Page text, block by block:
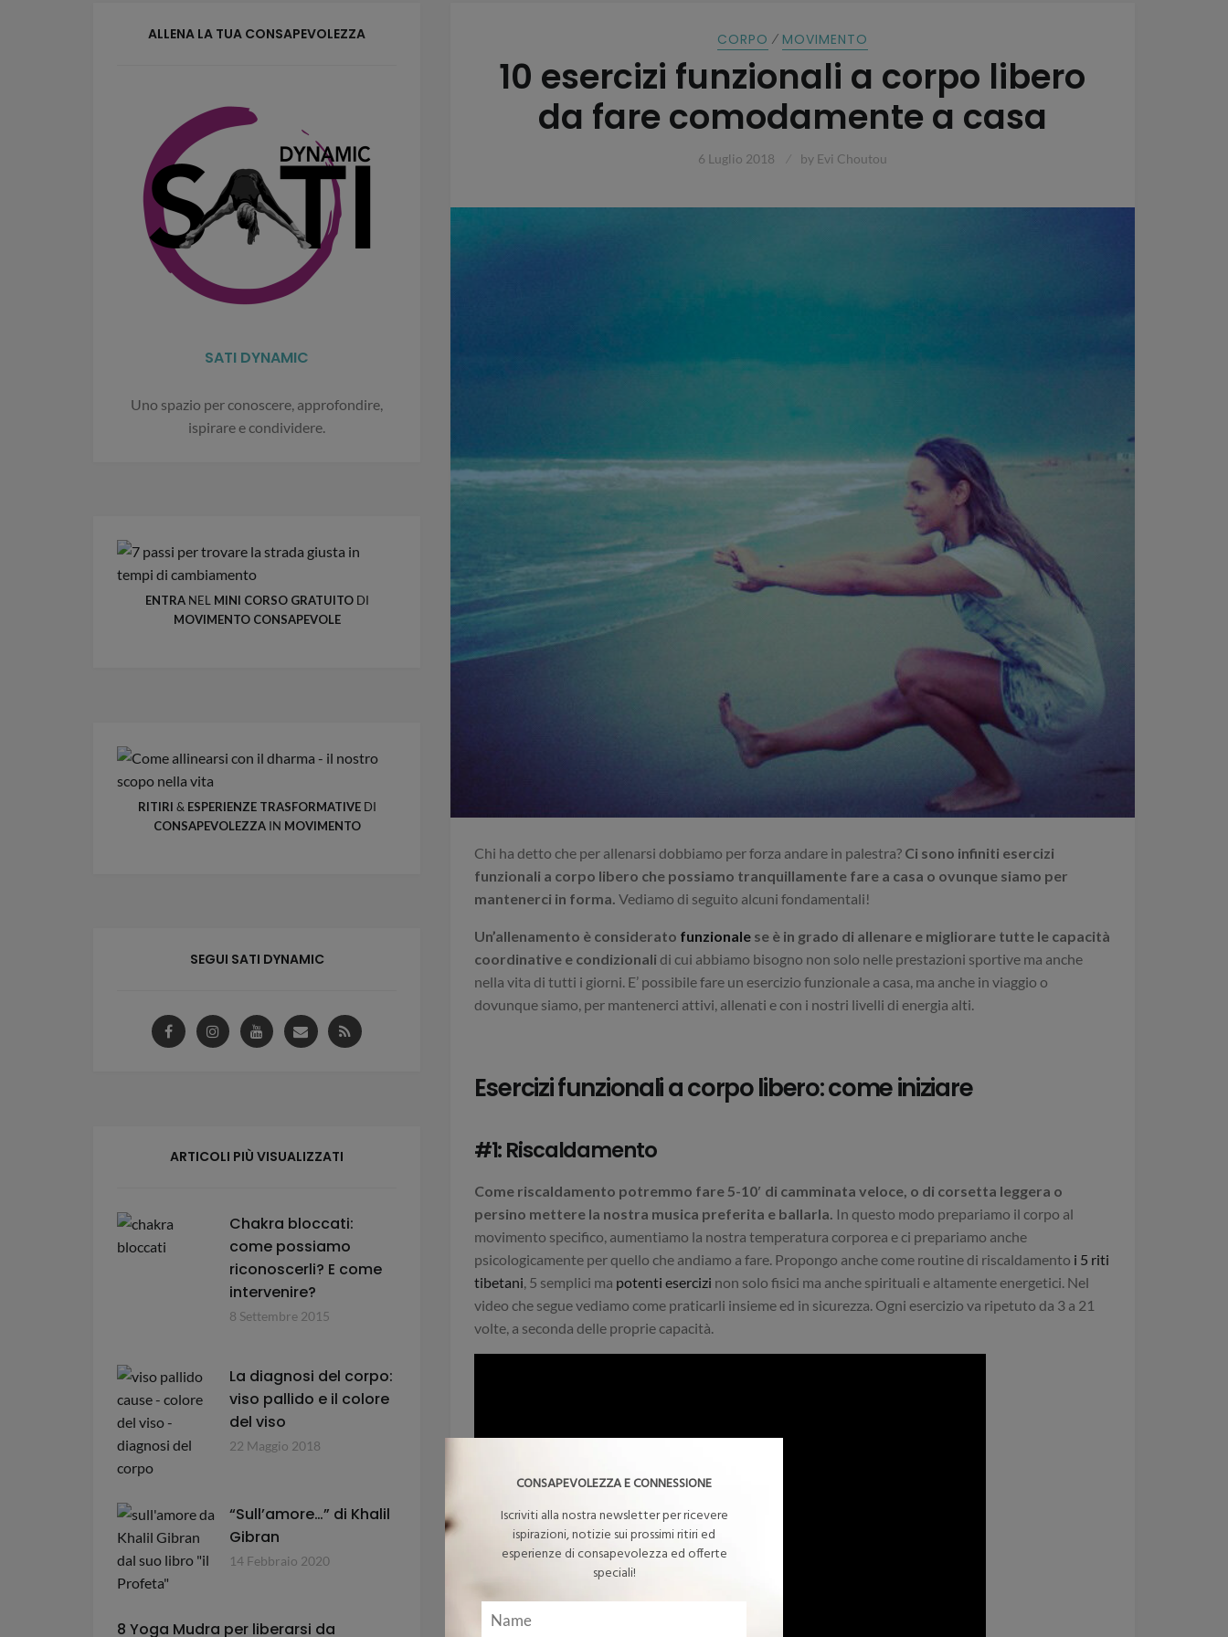
CORPO ⁄ MOVIMENTO
10 esercizi funzionali a corpo libero
da fare comodamente a casa
6 Luglio 2018 by Evi Choutou
Chi ha detto che per allenarsi dobbiamo per forza andare in palestra? Ci sono infiniti esercizi
funzionali a corpo libero che possiamo tranquillamente fare a casa o ovunque siamo per
mantenerci in forma. Vediamo di seguito alcuni fondamentali!
Un’allenamento è considerato funzionalese è in grado di allenare e migliorare tutte le capacità
coordinative e condizionali di cui abbiamo bisogno non solo nelle prestazioni sportive ma anche
nella vita di tutti i giorni. E’ possibile fare un esercizio funzionale a casa, ma anche in viaggio o
dovunque siamo, per mantenerci attivi, allenati e con i nostri livelli di energia alti.
Esercizi funzionali a corpo libero: come iniziare
#1: Riscaldamento
Come riscaldamento potremmo fare 5-10′ di camminata veloce, o di corsetta leggera o
persino mettere la nostra musica preferita e ballarla. In questo modo prepariamo il corpo al
movimento specifico, aumentiamo la nostra temperatura corporea e ci prepariamo anche
psicologicamente per quello che andiamo a fare. Propongo anche come routine di riscaldamento i 5 riti
tibetani , 5 semplici ma potenti esercizi non solo fisici ma anche spirituali e altamente energetici. Nel
video che segue vediamo come praticarli insieme ed in sicurezza. Ogni esercizio va ripetuto da 3 a 21
volte, a seconda delle proprie capacità.
ALLENA LA TUA CONSAPEVOLEZZA
SATI DYNAMIC
Uno spazio per conoscere, approfondire,
ispirare e condividere.
ENTRA NELMINI CORSO GRATUITO DI
MOVIMENTO CONSAPEVOLE
RITIRI & ESPERIENZE TRASFORMATIVEDI
CONSAPEVOLEZZAIN MOVIMENTO
SEGUI SATI DYNAMIC
ARTICOLI PIÙ VISUALIZZATI
Chakra bloccati:
come possiamo
riconoscerli? E come
intervenire?
8 Settembre 2015
La diagnosi del corpo:
viso pallido e il colore
del viso
22 Maggio 2018
“Sull’amore…” di Khalil
Gibran
14 Febbraio 2020
8 Yoga Mudra per liberarsi da
CONSAPEVOLEZZA E CONNESSIONE
Iscriviti alla nostra newsletter per ricevere
ispirazioni, notizie sui prossimi ritiri ed
esperienze di consapevolezza ed offerte
speciali!